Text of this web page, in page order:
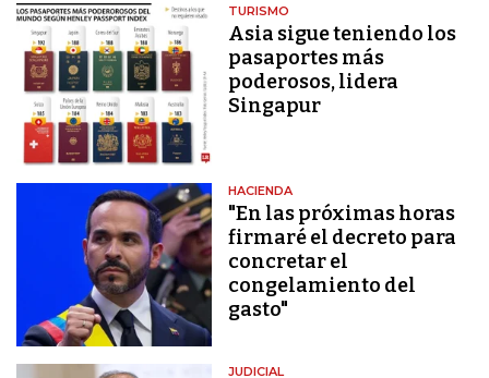
TURISMO
Asia sigue teniendo los
pasaportes más
poderosos, lidera
Singapur
HACIENDA
"En las próximas horas
firmaré el decreto para
concretar el
congelamiento del
gasto"
JUDICIAL